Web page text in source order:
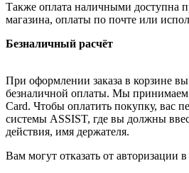
Также оплата наличными доступна
магазина, оплаты по почте или
Безналичный расчёт
При оформлении заказа в корзине
безналичной оплаты. Мы принимаем
Card. Чтобы оплатить покупку, вас
системы ASSIST, где вы должны
действия, имя держателя.
Вам могут отказать от авторизации в